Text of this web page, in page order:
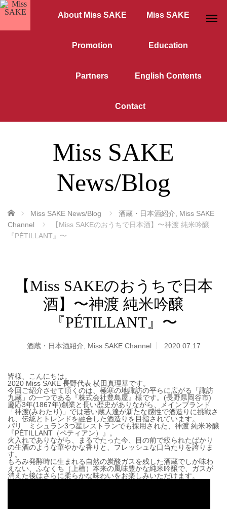
About Miss SAKE Miss SAKE
Promotion Education
Partners English Contents
Contact
Miss SAKE
News/Blog
ホーム Miss SAKE News/Blog 酒蔵・日本酒紹介
Miss SAKE
Channel
【Miss SAKEのおうちで日本酒】〜神渡 純米吟醸
『PÉTILLANT』〜
【Miss SAKEのおうちで日本
酒】〜神渡 純米吟醸
『PÉTILLANT』〜
酒蔵・日本酒紹介 Miss SAKE Channel 2020.07.17
皆様、こんにちは。
2020 Miss SAKE 長野代表 横田真理華です。
今回ご紹介させて頂くのは、極寒の地諏訪の平らに広がる「諏訪
九蔵」の一つである『株式会社豊島屋』様です。(長野県岡谷市)
慶応3年(1867年)創業と長い歴史がありながら、メインブランド
「神渡(みわたり)」では若い蔵人達が新たな感性で酒造りに挑戦さ
れ、伝統とトレンドを融合した酒造りを目指されています。
パリ ミシュラン3つ星レストランでも採用された、神渡 純米吟醸
『PÉTILLANT（ペティアン）』。
火入れでありながら、まるでたった今、目の前で絞られたばかり
の生酒のような華やかな香りと、フレッシュな口当たりを誇りま
す。
もろみ発酵時に生まれる自然の炭酸ガスを残した酒蔵でしか味わ
えない、ふなくち（上槽）本来の風味豊かな純米吟醸で、ガスが
消えた後はさらに柔らかな味わいをお楽しみいただけます。